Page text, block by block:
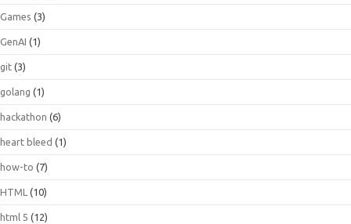
Games (3)
GenAI (1)
git (3)
golang (1)
hackathon (6)
heart bleed (1)
how-to (7)
HTML (10)
html 5 (12)